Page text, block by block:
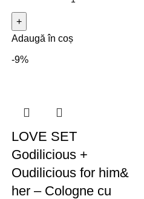
parfum de lux cu poezie
(unisex), include curelusa de
piele Brosnor Deluxe
Adaugă în coș
-9%
LOVE SET
Godilicious +
Oudilicious for him&
her – Cologne cu